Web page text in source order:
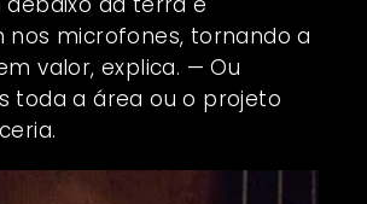
nos microfones, tornando a
valor, explica. — Ou
toda a área ou o projeto